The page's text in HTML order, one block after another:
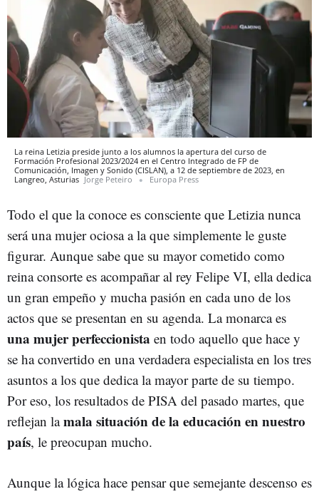
La reina Letizia preside junto a los alumnos la apertura del curso de
Formación Profesional 2023/2024 en el Centro Integrado de FP de
Comunicación, Imagen y Sonido (CISLAN), a 12 de septiembre de 2023, en
Langreo, Asturias Jorge Peteiro Europa Press
Todo el que la conoce es consciente que Letizia nunca
será una mujer ociosa a la que simplemente le guste
figurar. Aunque sabe que su mayor cometido como
reina consorte es acompañar al rey Felipe VI, ella dedica
un gran empeño y mucha pasión en cada uno de los
actos que se presentan en su agenda. La monarca es
una mujer perfeccionista en todo aquello que hace y
se ha convertido en una verdadera especialista en los tres
asuntos a los que dedica la mayor parte de su tiempo.
Por eso, los resultados de PISA del pasado martes, que
reflejan lamala situación de la educación en nuestro
país, le preocupan mucho.
Aunque la lógica hace pensar que semejante descenso es